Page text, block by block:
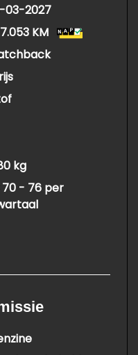
03-2027
KM
kg
- 76 per